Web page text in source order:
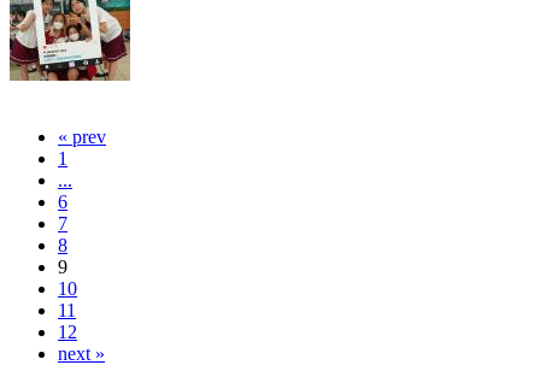
« prev
1
...
6
7
8
9
10
11
12
next »